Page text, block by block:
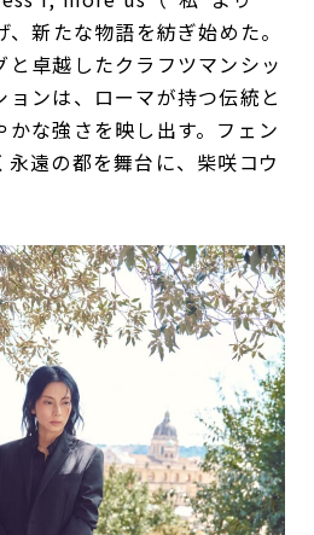
新たな物語を紡ぎ始めた。
卓越したクラフツマンシッ
ンは、ローマが持つ伝統と
な強さを映し出す。フェン
遠の都を舞台に、柴咲コウ